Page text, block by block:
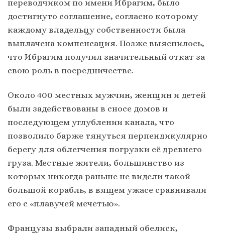
переводчиком по имени Ибрагим, было
достигнуто соглашение, согласно которому
каждому владельцу собственности была
выплачена компенсация. Позже выяснилось,
что Ибрагим получил значительный откат за
свою роль в посредничестве.
Около 400 местных мужчин, женщин и детей
были задействованы в сносе домов и
последующем углублении канала, что
позволило барже тянуться перпендикулярно
берегу для облегчения погрузки её древнего
груза. Местные жители, большинство из
которых никогда раньше не видели такой
большой корабль, в вящем ужасе сравнивали
его с «плавучей мечетью».
Французы выбрали западный обелиск,